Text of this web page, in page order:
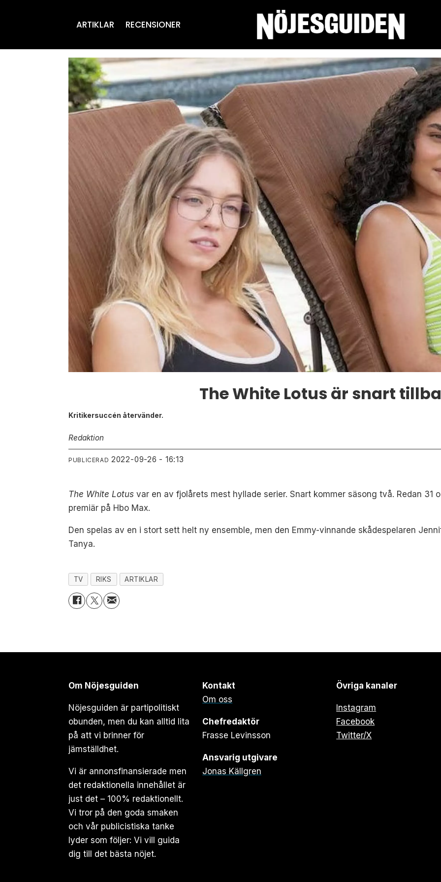
ARTIKLAR RECENSIONER
The White Lotus är snart
Kritikersuccén återvänder.
Redaktion
PUBLICERAD 2022-09-26 - 16:13
The White Lotus var en av fjolårets mest hyllade serier. Snart kommer säsong två. Redan 31
premiär på Hbo Max.
Den spelas av en i stort sett helt ny ensemble, men den Emmy-vinnande skådespelaren
Tanya.
TV RIKS ARTIKLAR
Om Nöjesguiden
Nöjesguiden är partipolitiskt
obunden, men du kan alltid lita
på att vi brinner för
jämställdhet.
Vi är annonsfinansierade men
det redaktionella innehållet är
just det – 100% redaktionellt.
Vi tror på den goda smaken
och vår publicistiska tanke
lyder som följer: Vi vill guida
dig till det bästa nöjet.
Kontakt
Om oss
Chefredaktör
Frasse Levinsson
Ansvarig utgivare
Jonas Källgren
Övriga kanaler
Instagram
Facebook
Twitter/X